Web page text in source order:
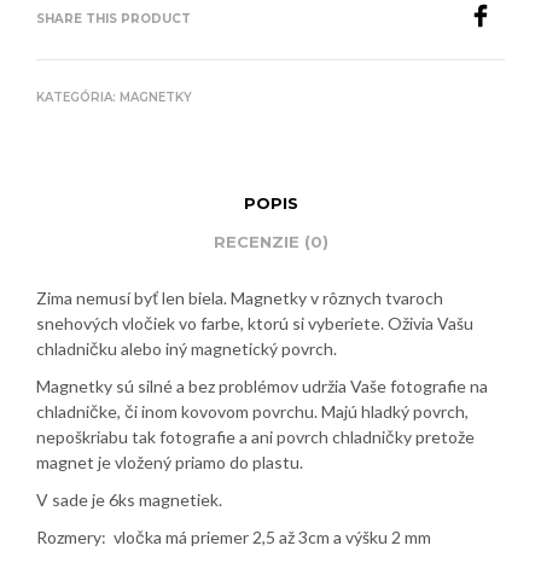
SHARE THIS PRODUCT
KATEGÓRIA: MAGNETKY
POPIS
RECENZIE (0)
Zima nemusí byť len biela. Magnetky v rôznych tvaroch
snehových vločiek vo farbe, ktorú si vyberiete. Oživia Vašu
chladničku alebo iný magnetický povrch.
Magnetky sú silné a bez problémov udržia Vaše fotografie na
chladničke, či inom kovovom povrchu. Majú hladký povrch,
nepoškriabu tak fotografie a ani povrch chladničky pretože
magnet je vložený priamo do plastu.
V sade je 6ks magnetiek.
Rozmery: vločka má priemer 2,5 až 3cm a výšku 2 mm